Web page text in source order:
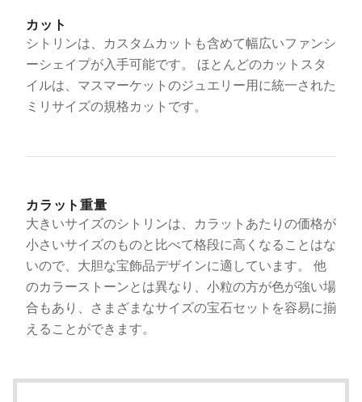
カット
シトリンは、カスタムカットも含めて幅広いファンシ
ーシェイプが入手可能です。 ほとんどのカットスタ
イルは、マスマーケットのジュエリー用に統一された
ミリサイズの規格カットです。
カラット重量
大きいサイズのシトリンは、カラットあたりの価格が
小さいサイズのものと比べて格段に高くなることはな
いので、大胆な宝飾品デザインに適しています。 他
のカラーストーンとは異なり、小粒の方が色が強い場
合もあり、さまざまなサイズの宝石セットを容易に揃
えることができます。